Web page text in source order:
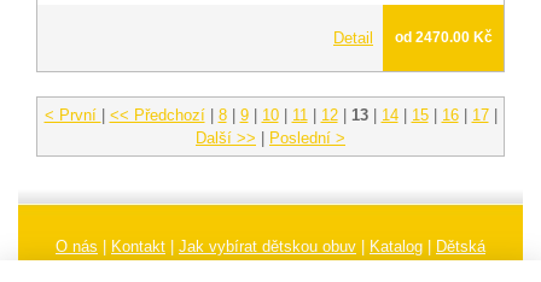
Detail od 2470.00 Kč
< První << Předchozí| 8| 9| 10| 11| 12| 13| 14| 15| 16| 17|
Další >>
Poslední >
O nás Kontakt Jak vybírat dětskou obuv Katalog
Dětská